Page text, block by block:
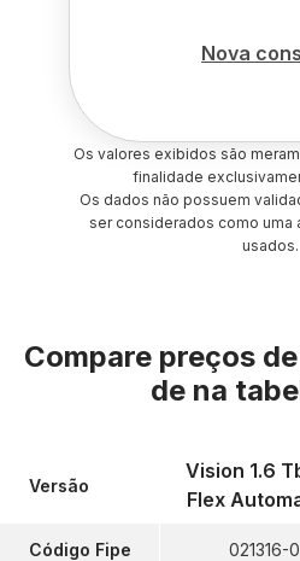
Nova
Os valores exibidos são
finalidade
Os dados não possuem
ser considerados como uma
usados.
Compare preços
de na
Versão
Código Fipe
Vision 1.6
Flex
021316-0